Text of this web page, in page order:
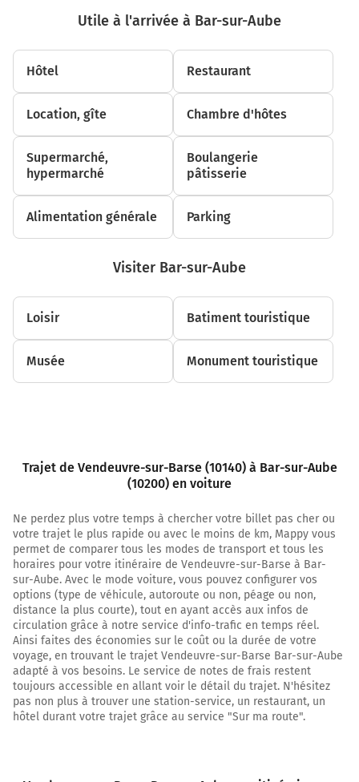
Tourner à gauche sur D443 (Rue de la Porte Dorée) et
continuer sur 240 mètres
Tourner à droite sur D619 (Avenue de la République) et
continuer sur 12 kilomètres
N19
650 m
Continuer D619 sur 7,2 kilomètres
Utile à l'arrivée à Bar-sur-Aube
Hôtel Restaurant
Location, gîte Chambre d'hôtes
Supermarché,
hypermarché
Boulangerie
pâtisserie
Alimentation générale Parking
Visiter Bar-sur-Aube
Loisir Batiment touristique
Musée Monument touristique
Trajet de Vendeuvre-sur-Barse (10140) à Bar-sur-Aube
(10200) en voiture
Ne perdez plus votre temps à chercher votre billet pas cher ou
votre trajet le plus rapide ou avec le moins de km, Mappy vous
permet de comparer tous les modes de transport et tous les
horaires pour votre itinéraire de Vendeuvre-sur-Barse à Bar-
sur-Aube. Avec le mode voiture, vous pouvez configurer vos
options (type de véhicule, autoroute ou non, péage ou non,
distance la plus courte), tout en ayant accès aux infos de
circulation grâce à notre service d'info-trafic en temps réel.
Ainsi faites des économies sur le coût ou la durée de votre
voyage, en trouvant le trajet Vendeuvre-sur-Barse Bar-sur-Aube
adapté à vos besoins. Le service de notes de frais restent
toujours accessible en allant voir le détail du trajet. N'hésitez
pas non plus à trouver une station-service, un restaurant, un
hôtel durant votre trajet grâce au service "Sur ma route".